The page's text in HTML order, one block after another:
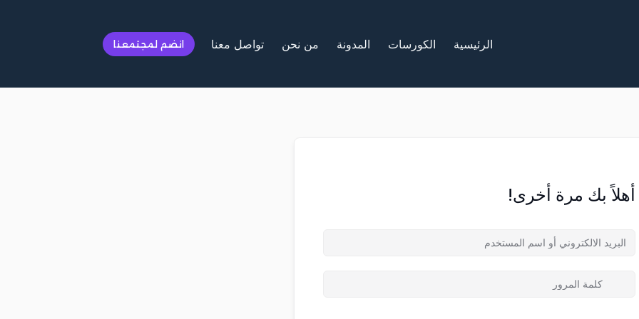
الرئيسية الكورسات المدونة من نحن تواصل معنا انضم لمجتمعنا
أهلاً بك مرة أخرى!